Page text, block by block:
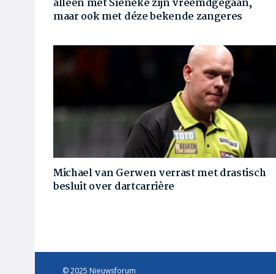
alleen met Sieneke zijn vreemdgegaan,
maar ook met déze bekende zangeres
Michael van Gerwen verrast met drastisch
besluit over dartcarrière
© 2025 Nieuwsforum